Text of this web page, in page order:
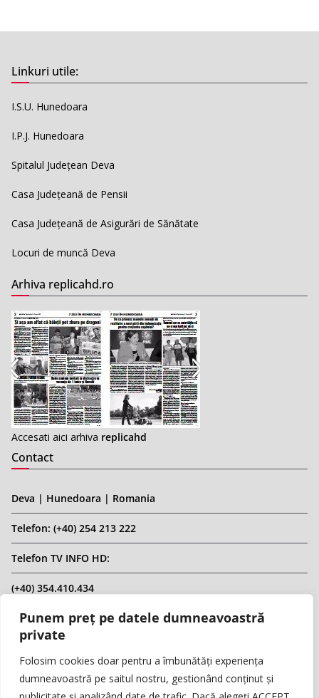
Punem preț pe datele dumneavoastră
private
Folosim cookies doar pentru a îmbunătăți experiența
dumneavoastră pe saitul nostru, gestionând conținut și
Linkuri utile:
I.S.U. Hunedoara
I.P.J. Hunedoara
Spitalul Județean Deva
Casa Județeană de Pensii
Casa Județeană de Asigurări de Sănătate
Locuri de muncă Deva
Arhiva replicahd.ro
Accesati aici arhiva replicahd
Contact
Deva | Hunedoara | Romania
Telefon: (+40) 254 213 222
Telefon TV INFO HD:
(+40) 354.410.434
Email: infohd20@gmail.com
Website: www.replicahd.ro